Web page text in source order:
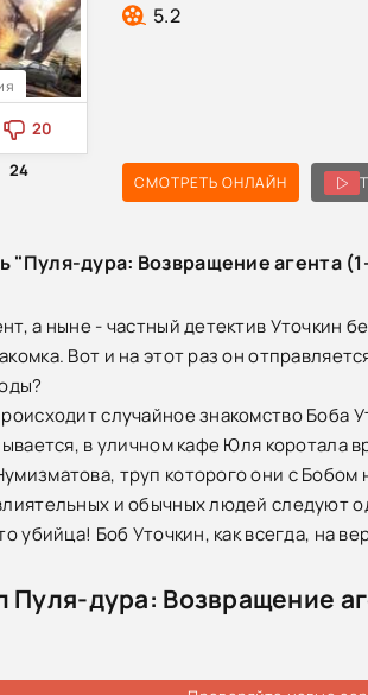
5.2
20
24
СМОТРЕТЬ ОНЛАЙН
"Пуля-дура: Возвращение агента
а ныне - частный детектив Уточкин
Вот и на этот раз он
случайное знакомство
в уличном кафе Юля коротала
труп которого они с
и обычных людей следуют
убийца! Боб Уточкин, как всегда, на
Пуля-дура: Возвращение